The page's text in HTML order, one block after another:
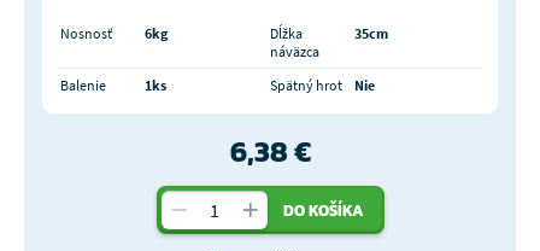
Nosnosť 6kg
Dĺžka
náväzca
35cm
Balenie 1ks Spätný hrot Nie
6,38 €
DO KOŠÍKA